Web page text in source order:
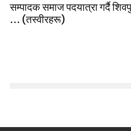
सम्पादक समाज पदयात्रा गर्दै
… (तस्वीरहरू)